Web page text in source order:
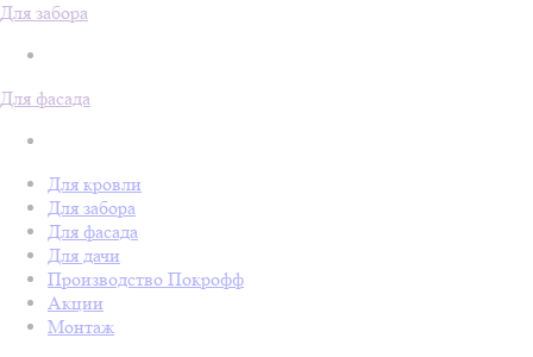
Для забора
Для фасада
Для кровли
Для забора
Для фасада
Для дачи
Производство Покрофф
Акции
Монтаж